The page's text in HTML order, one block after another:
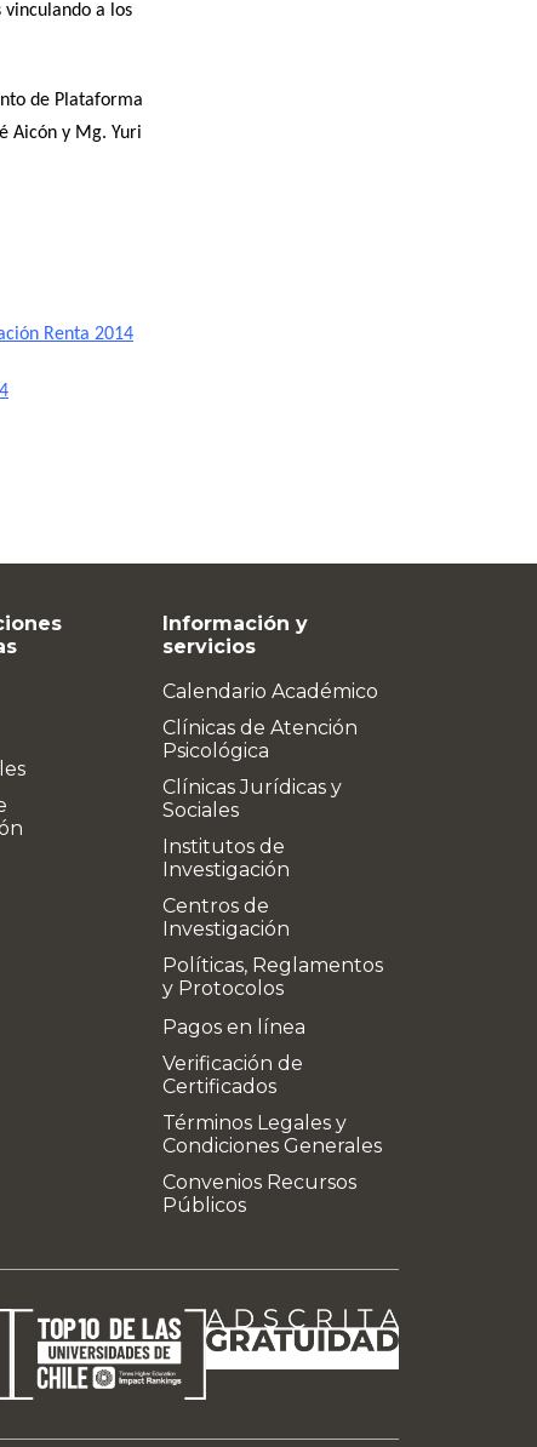
a los
de Plataforma
Aicón y Mg. Yuri
Renta 2014
Información y
servicios
Calendario Académico
Clínicas de Atención
Psicológica
Clínicas Jurídicas y
Sociales
Institutos de
Investigación
Centros de
Investigación
Políticas, Reglamentos
y Protocolos
Pagos en línea
Verificación de
Certificados
Términos Legales y
Condiciones Generales
Convenios Recursos
Públicos